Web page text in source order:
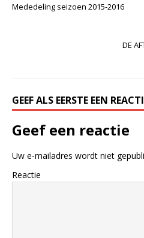
Mededeling seizoen 2015-2016
DE
GEEF ALS EERSTE EEN
Geef een reactie
Uw e-mailadres wordt niet
Reactie